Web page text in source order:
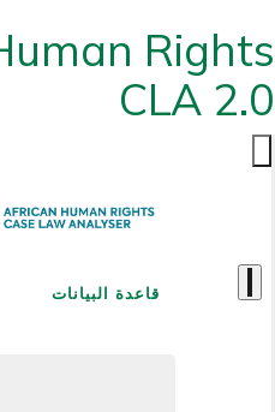
Rights
CLA 2.0
قاعدة البيانات